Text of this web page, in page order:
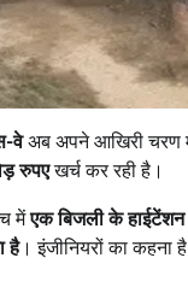
वेअब अपने आखिरी चरण
रुपएखर्च कर रही है।
मेंएक बिजली के हाईटेंशन
है। इंजीनियरों का कहना